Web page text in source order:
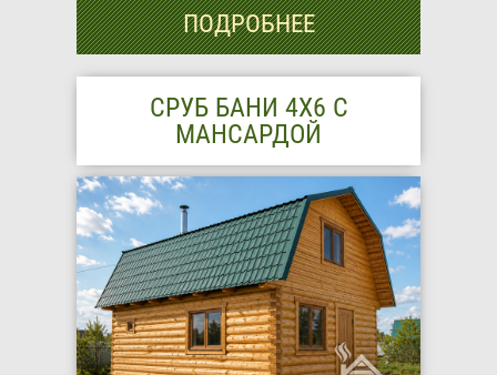
ПОДРОБНЕЕ
СРУБ БАНИ 4Х6 С
МАНСАРДОЙ